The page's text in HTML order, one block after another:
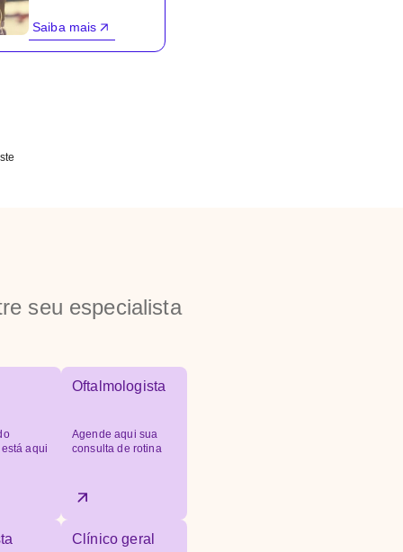
Saiba mais
seu especialista
aqui
Oftalmologista
Agende aqui sua
consulta de rotina
Clínico geral